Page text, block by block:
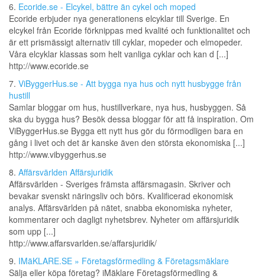
6. Ecoride.se - Elcykel, bättre än cykel och moped
Ecoride erbjuder nya generationens elcyklar till Sverige. En
elcykel från Ecoride förknippas med kvalité och funktionalitet och
är ett prismässigt alternativ till cyklar, mopeder och elmopeder.
Våra elcyklar klassas som helt vanliga cyklar och kan d [...]
http://www.ecoride.se
7. ViByggerHus.se - Att bygga nya hus och nytt husbygge från
hustill
Samlar bloggar om hus, hustillverkare, nya hus, husbyggen. Så
ska du bygga hus? Besök dessa bloggar för att få inspiration. Om
ViByggerHus.se Bygga ett nytt hus gör du förmodligen bara en
gång i livet och det är kanske även den största ekonomiska [...]
http://www.vibyggerhus.se
8. Affärsvärlden Affärsjuridik
Affärsvärlden - Sveriges främsta affärsmagasin. Skriver och
bevakar svenskt näringsliv och börs. Kvalificerad ekonomisk
analys. Affärsvärlden på nätet, snabba ekonomiska nyheter,
kommentarer och dagligt nyhetsbrev. Nyheter om affärsjuridik
som upp [...]
http://www.affarsvarlden.se/affarsjuridik/
9. IMäKLARE.SE » Företagsförmedling & Företagsmäklare
Sälja eller köpa företag? iMäklare Företagsförmedling &